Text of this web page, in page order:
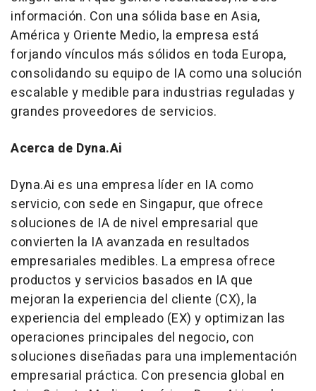
información. Con una sólida base en Asia,
América y Oriente Medio, la empresa está
forjando vínculos más sólidos en toda Europa,
consolidando su equipo de IA como una solución
escalable y medible para industrias reguladas y
grandes proveedores de servicios.
Acerca de Dyna.Ai
Dyna.Ai es una empresa líder en IA como
servicio, con sede en Singapur, que ofrece
soluciones de IA de nivel empresarial que
convierten la IA avanzada en resultados
empresariales medibles. La empresa ofrece
productos y servicios basados en IA que
mejoran la experiencia del cliente (CX), la
experiencia del empleado (EX) y optimizan las
operaciones principales del negocio, con
soluciones diseñadas para una implementación
empresarial práctica. Con presencia global en